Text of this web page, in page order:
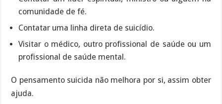
comunidade de fé.
Contatar uma linha direta de suicídio.
Visitar o médico, outro profissional de saúde ou um
profissional de saúde mental.
O pensamento suicida não melhora por si, assim obter
ajuda.